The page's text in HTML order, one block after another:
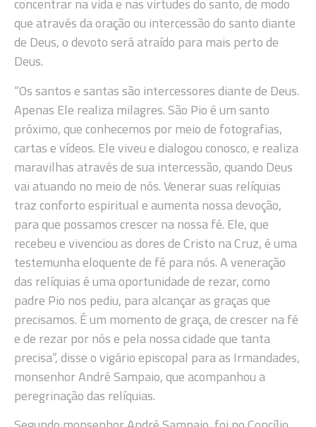
concentrar na vida e nas virtudes do santo, de modo
que através da oração ou intercessão do santo diante
de Deus, o devoto será atraído para mais perto de
Deus.
“Os santos e santas são intercessores diante de Deus.
Apenas Ele realiza milagres. São Pio é um santo
próximo, que conhecemos por meio de fotografias,
cartas e vídeos. Ele viveu e dialogou conosco, e realiza
maravilhas através de sua intercessão, quando Deus
vai atuando no meio de nós. Venerar suas relíquias
traz conforto espiritual e aumenta nossa devoção,
para que possamos crescer na nossa fé. Ele, que
recebeu e vivenciou as dores de Cristo na Cruz, é uma
testemunha eloquente de fé para nós. A veneração
das relíquias é uma oportunidade de rezar, como
padre Pio nos pediu, para alcançar as graças que
precisamos. É um momento de graça, de crescer na fé
e de rezar por nós e pela nossa cidade que tanta
precisa”, disse o vigário episcopal para as Irmandades,
monsenhor André Sampaio, que acompanhou a
peregrinação das relíquias.